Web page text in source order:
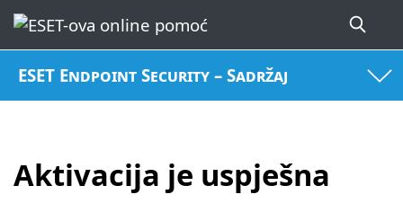
ESET Endpoint Security – Sadržaj
Aktivacija je uspješna